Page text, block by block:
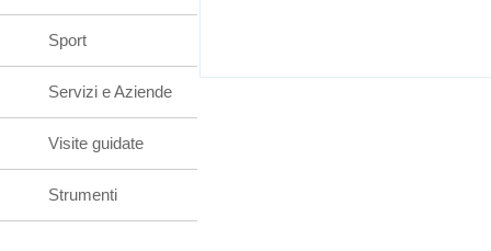
Sport
Servizi e Aziende
Visite guidate
Strumenti